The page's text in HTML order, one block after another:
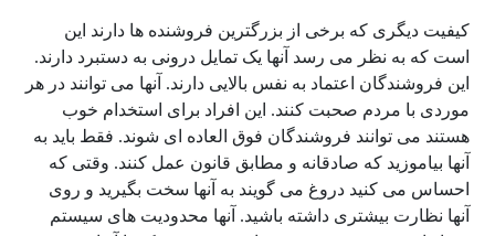
کیفیت دیگری که برخی از بزرگترین فروشنده ها دارند این
است که به نظر می رسد آنها یک تمایل درونی به دستبرد دارند.
این فروشندگان اعتماد به نفس بالایی دارند. آنها می توانند در هر
موردی با مردم صحبت کنند. این افراد برای استخدام خوب
هستند می توانند فروشندگان فوق العاده ای شوند. فقط باید به
آنها بیاموزید که صادقانه و مطابق قانون عمل کنند. وقتی که
احساس می کنید دروغ می گویند به آنها سخت بگیرید و روی
آنها نظارت بیشتری داشته باشید. آنها محدودیت های سیستم